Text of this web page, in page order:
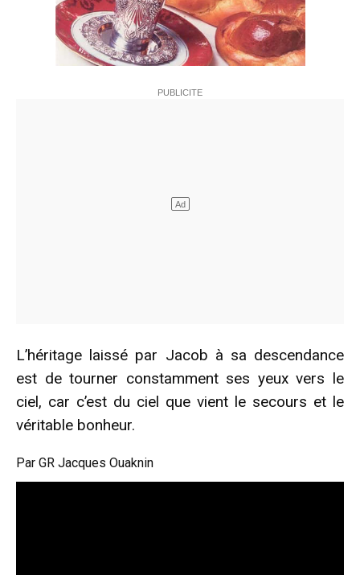
L’héritage laissé par Jacob à sa descendance
est de tourner constamment ses yeux vers le
ciel, car c’est du ciel que vient le secours et le
véritable bonheur.
Par GR Jacques Ouaknin